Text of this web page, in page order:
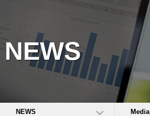
NEWS
NEWS Media